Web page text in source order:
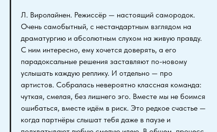
Л. Виролайнен. Режиссёр — настоящий самородок.
Очень самобытный, с нестандартным взглядом на
драматургию и абсолютным слухом на живую правду.
С ним интересно, ему хочется доверять, а его
парадоксальные решения заставляют по-новому
услышать каждую реплику. И отдельно — про
артистов. Собралась невероятно классная команда:
чуткая, смелая, без лишнего эго. Вместе мы не боимся
ошибаться, вместе идём в риск. Это редкое счастье —
когда партнёры слышат тебя даже в паузе и